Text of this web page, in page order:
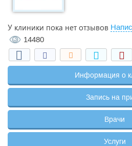
У клиники пока нет отзывов
14480
Информация о
Запись на
Врачи
Услуги